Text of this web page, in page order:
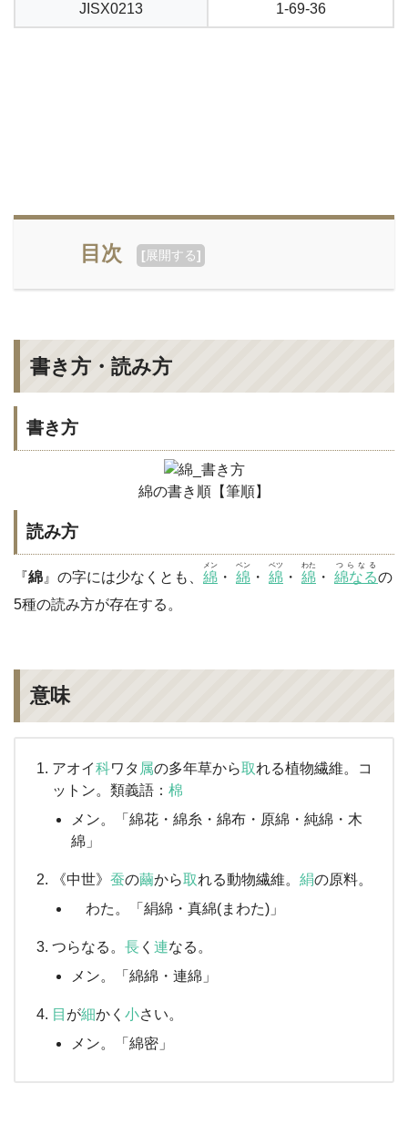
JISX0213 1-69-36
目次 [展開する]
書き方・読み方
書き方
綿の書き順【筆順】
読み方
『綿 』の字には少なくとも、 綿
メン
・ 綿
ベン
・ 綿
ベツ
・ 綿
わた
・ 綿なる
つらなる
の
5種の読み方が存在する。
意味
アオイ科ワタ 属の多年草から取れる植物繊維。コ
ットン。類義語： 棉
メン。「綿花・綿糸・綿布・原綿・純綿・木
綿」
《中世》 蚕の繭から取れる動物繊維。 絹の原料。
わた。「絹綿・真綿(まわた)」
つらなる。 長 く 連なる。
メン。「綿綿・連綿」
目 が細かく 小さい。
メン。「綿密」